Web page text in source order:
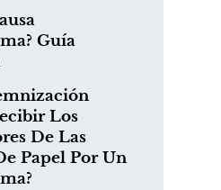
Guía
Los
De Las
Papel Por Un